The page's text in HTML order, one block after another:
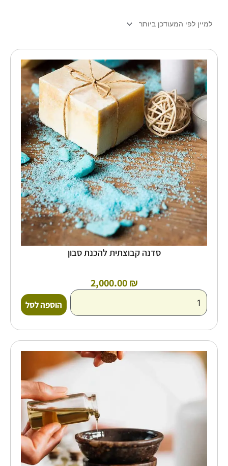
סדנה קבוצתית להכנת סבון
2,000.00₪
של
סדנה
קבוצתית
להכנת
סבון
הוספה לסל
של
קורס
אונליין
ורוקחות